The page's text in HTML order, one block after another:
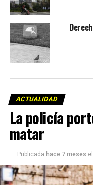
ACTUALIDAD
La policía
matar
Publicada hace 7 meses el